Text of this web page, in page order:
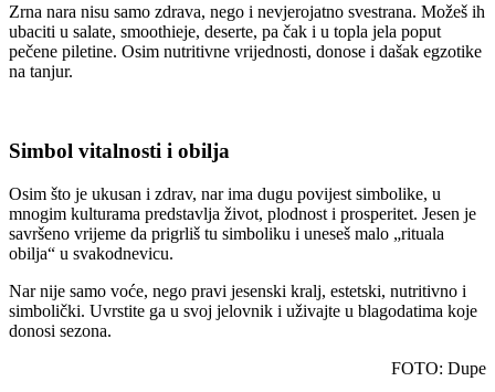
Zrna nara nisu samo zdrava, nego i nevjerojatno svestrana. Možeš ih
ubaciti u salate, smoothieje, deserte, pa čak i u topla jela poput
pečene piletine. Osim nutritivne vrijednosti, donose i dašak egzotike
na tanjur.
Simbol vitalnosti i obilja
Osim što je ukusan i zdrav, nar ima dugu povijest simbolike, u
mnogim kulturama predstavlja život, plodnost i prosperitet. Jesen je
savršeno vrijeme da prigrliš tu simboliku i uneseš malo „rituala
obilja“ u svakodnevicu.
Nar nije samo voće, nego pravi jesenski kralj, estetski, nutritivno i
simbolički. Uvrstite ga u svoj jelovnik i uživajte u blagodatima koje
donosi sezona.
FOTO: Dupe